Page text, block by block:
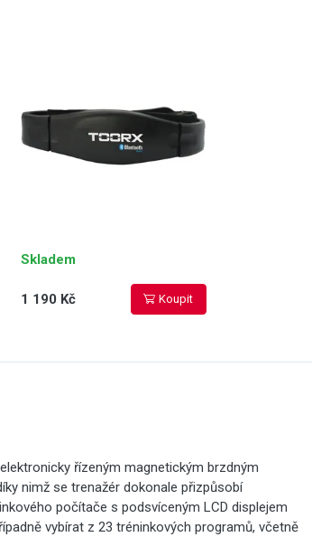
Skladem
1 190 Kč Koupit
řízeným magnetickým brzdným
nimž se trenažér dokonale přizpůsobí
počítače s podsvíceným LCD displejem
vybírat z 23 tréninkových programů, včetně